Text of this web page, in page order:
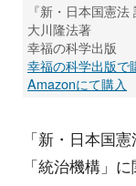
『新・日本国憲法
大川隆法著
幸福の科学出版
幸福の科学出版で
Amazonにて購入
「新・日本国
「統治機構」